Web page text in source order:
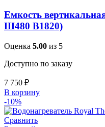
Емкость
Ш480 В1820)
Оценка 5.00 из 5
Доступно по заказу
7 750 ₽
В корзину
-10%
Сравнить